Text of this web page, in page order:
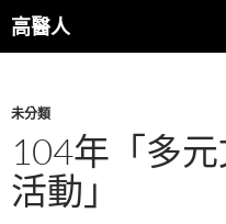
至
內
容
高醫人
搜
尋
未分類
104年「多
活動」